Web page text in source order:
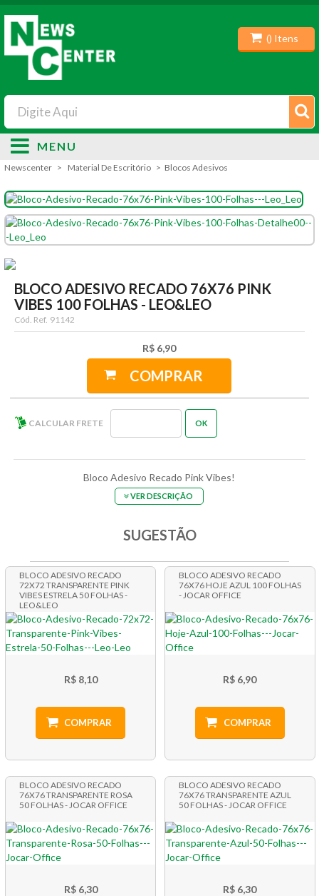
() Itens
MENU
Newscenter Material De Escritório Blocos Adesivos
BLOCO ADESIVO RECADO 76X76 PINK
VIBES 100 FOLHAS - LEO&LEO
Cód. Ref. 91142
R$ 6,90
COMPRAR
Bloco Adesivo Recado Pink Vibes!
VER DESCRIÇÃO
SUGESTÃO
BLOCO ADESIVO RECADO
72X72 TRANSPARENTE PINK
VIBES ESTRELA 50 FOLHAS -
LEO&LEO
R$ 8,10
COMPRAR
BLOCO ADESIVO RECADO
76X76 HOJE AZUL 100 FOLHAS
- JOCAR OFFICE
R$ 6,90
COMPRAR
BLOCO ADESIVO RECADO
76X76 TRANSPARENTE ROSA
50 FOLHAS - JOCAR OFFICE
R$ 6,30
BLOCO ADESIVO RECADO
76X76 TRANSPARENTE AZUL
50 FOLHAS - JOCAR OFFICE
R$ 6,30